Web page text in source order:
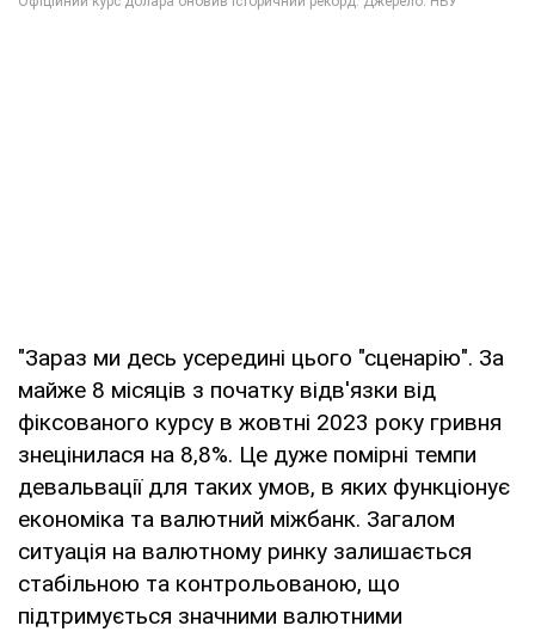
"Зараз ми десь усередині цього "сценарію". За
майже 8 місяців з початку відв'язки від
фіксованого курсу в жовтні 2023 року гривня
знецінилася на 8,8%. Це дуже помірні темпи
девальвації для таких умов, в яких функціонує
економіка та валютний міжбанк. Загалом
ситуація на валютному ринку залишається
стабільною та контрольованою, що
підтримується значними валютними